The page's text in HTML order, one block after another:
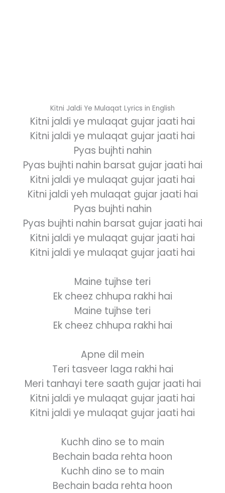
Kitni Jaldi Ye Mulaqat Lyrics in English
Kitni jaldi ye mulaqat gujar jaati hai
Kitni jaldi ye mulaqat gujar jaati hai
Pyas bujhti nahin
Pyas bujhti nahin barsat gujar jaati hai
Kitni jaldi ye mulaqat gujar jaati hai
Kitni jaldi yeh mulaqat gujar jaati hai
Pyas bujhti nahin
Pyas bujhti nahin barsat gujar jaati hai
Kitni jaldi ye mulaqat gujar jaati hai
Kitni jaldi ye mulaqat gujar jaati hai
Maine tujhse teri
Ek cheez chhupa rakhi hai
Maine tujhse teri
Ek cheez chhupa rakhi hai
Apne dil mein
Teri tasveer laga rakhi hai
Meri tanhayi tere saath gujar jaati hai
Kitni jaldi ye mulaqat gujar jaati hai
Kitni jaldi ye mulaqat gujar jaati hai
Kuchh dino se to main
Bechain bada rehta hoon
Kuchh dino se to main
Bechain bada rehta hoon